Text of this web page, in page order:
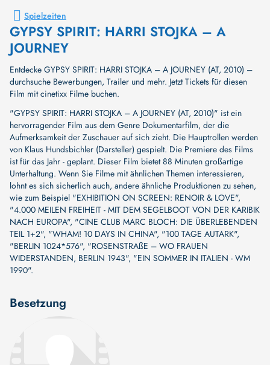
Spielzeiten
GYPSY SPIRIT: HARRI STOJKA – A
JOURNEY
Entdecke GYPSY SPIRIT: HARRI STOJKA – A JOURNEY (AT, 2010) –
durchsuche Bewerbungen, Trailer und mehr. Jetzt Tickets für diesen
Film mit cinetixx Filme buchen.
"GYPSY SPIRIT: HARRI STOJKA – A JOURNEY (AT, 2010)" ist ein
hervorragender Film aus dem Genre Dokumentarfilm, der die
Aufmerksamkeit der Zuschauer auf sich zieht. Die Hauptrollen werden
von Klaus Hundsbichler (Darsteller) gespielt. Die Premiere des Films
ist für das Jahr - geplant. Dieser Film bietet 88 Minuten großartige
Unterhaltung. Wenn Sie Filme mit ähnlichen Themen interessieren,
lohnt es sich sicherlich auch, andere ähnliche Produktionen zu sehen,
wie zum Beispiel "EXHIBITION ON SCREEN: RENOIR & LOVE",
"4.000 MEILEN FREIHEIT - MIT DEM SEGELBOOT VON DER KARIBIK
NACH EUROPA", "CINE CLUB MARC BLOCH: DIE ÜBERLEBENDEN
TEIL 1+2", "WHAM! 10 DAYS IN CHINA", "100 TAGE AUTARK",
"BERLIN 1024*576", "ROSENSTRAßE – WO FRAUEN
WIDERSTANDEN, BERLIN 1943", "EIN SOMMER IN ITALIEN - WM
1990".
Besetzung